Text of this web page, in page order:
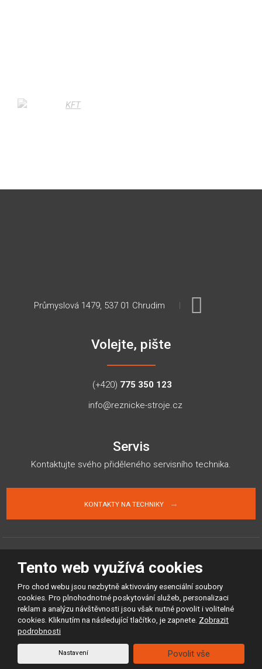
Průmyslová 1479, 537 01 Chrudim
Volejte, pište
(+420) 775 350 123
info@reznicke-stroje.cz
Servis
Kontaktujte svého přiděleného servisního technika.
KONTAKTY NA TECHNIKY
Mapa stránek Podmínky použití Ochrana osobních údajů Volná pracovní místa
© 2026, Řeznické-stroje.cz spol. s r.o. - všechna práva vyhrazena
VytvořilaeBRÁNA s.r.o.
Tento web je chráněn pomocí Google ReCAPTCHA a platí pro něj
zásady ochrany osobních údajů
Tento web využívá cookies
Pro chod webu jsou nezbytně aktivovány esenciální soubory
cookies. Pro plnohodnotné poskytování služeb, personalizaci
reklam a analýzu návštěvnosti jsou však nutné povolit i volitelné
cookies. Kliknutím na následující tlačítko, je zapnete. Zobrazit
podrobnosti
Nastavení Povolit vše